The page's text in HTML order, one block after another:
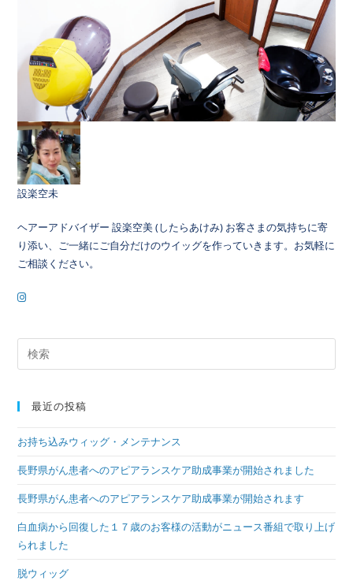
設楽空未
ヘアーアドバイザー 設楽空美 (したらあけみ) お客さまの気持ちに寄
り添い、ご一緒にご自分だけのウイッグを作っていきます。お気軽に
ご相談ください。
最近の投稿
お持ち込みウィッグ・メンテナンス
長野県がん患者へのアピアランスケア助成事業が開始されました
長野県がん患者へのアピアランスケア助成事業が開始されます
白血病から回復した１７歳のお客様の活動がニュース番組で取り上げ
られました
脱ウィッグ